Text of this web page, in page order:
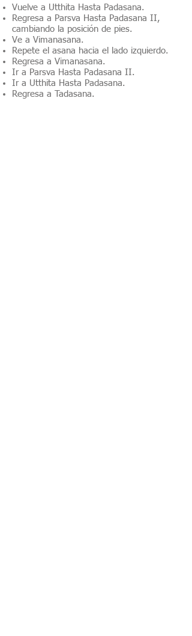
Vuelve a Utthita Hasta Padasana.
Regresa a Parsva Hasta Padasana II,
cambiando la posición de pies.
Ve a Vimanasana.
Repete el asana hacia el lado izquierdo.
Regresa a Vimanasana.
Ir a Parsva Hasta Padasana II.
Ir a Utthita Hasta Padasana.
Regresa a Tadasana.